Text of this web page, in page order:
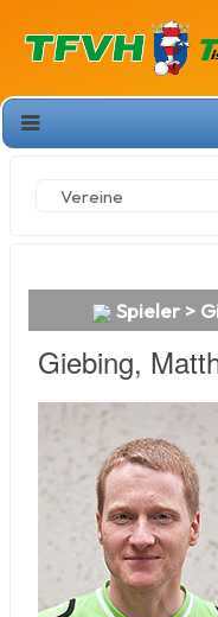
Vereine
Spieler >
Giebing,